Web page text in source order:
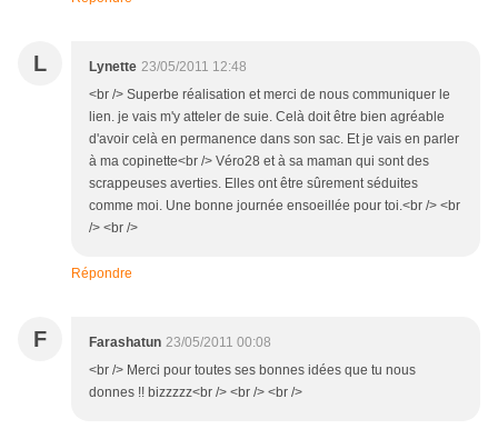
L Lynette 23/05/2011 12:48
<br /> Superbe réalisation et merci de nous communiquer le
lien. je vais m'y atteler de suie. Celà doit être bien agréable
d'avoir celà en permanence dans son sac. Et je vais en parler
à ma copinette<br /> Véro28 et à sa maman qui sont des
scrappeuses averties. Elles ont être sûrement séduites
comme moi. Une bonne journée ensoeillée pour toi.<br /> <br
/> <br />
Répondre
F Farashatun 23/05/2011 00:08
<br /> Merci pour toutes ses bonnes idées que tu nous
donnes !! bizzzzz<br /> <br /> <br />